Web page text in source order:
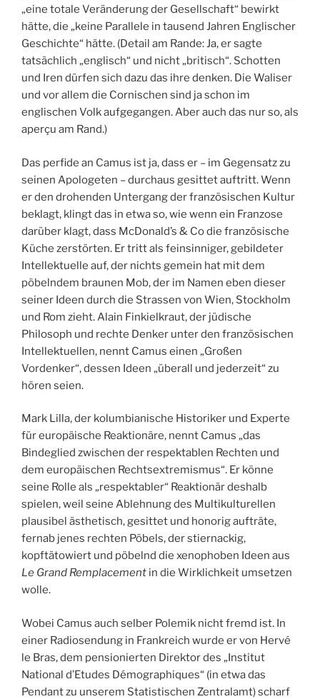
„eine totale Veränderung der Gesellschaft“ bewirkt
hätte, die „keine Parallele in tausend Jahren Englischer
Geschichte“ hätte. (Detail am Rande: Ja, er sagte
tatsächlich „englisch“ und nicht „britisch“. Schotten
und Iren dürfen sich dazu das ihre denken. Die Waliser
und vor allem die Cornischen sind ja schon im
englischen Volk aufgegangen. Aber auch das nur so, als
aperçu am Rand.)
Das perfide an Camus ist ja, dass er – im Gegensatz zu
seinen Apologeten – durchaus gesittet auftritt. Wenn
er den drohenden Untergang der französischen Kultur
beklagt, klingt das in etwa so, wie wenn ein Franzose
darüber klagt, dass McDonald’s & Co die französische
Küche zerstörten. Er tritt als feinsinniger, gebildeter
Intellektuelle auf, der nichts gemein hat mit dem
pöbelndem braunen Mob, der im Namen eben dieser
seiner Ideen durch die Strassen von Wien, Stockholm
und Rom zieht. Alain Finkielkraut, der jüdische
Philosoph und rechte Denker unter den französischen
Intellektuellen, nennt Camus einen „Großen
Vordenker“, dessen Ideen „überall und jederzeit“ zu
hören seien.
Mark Lilla, der kolumbianische Historiker und Experte
für europäische Reaktionäre, nennt Camus „das
Bindeglied zwischen der respektablen Rechten und
dem europäischen Rechtsextremismus“. Er könne
seine Rolle als „respektabler“ Reaktionär deshalb
spielen, weil seine Ablehnung des Multikulturellen
plausibel ästhetisch, gesittet und honorig aufträte,
fernab jenes rechten Pöbels, der stiernackig,
kopftätowiert und pöbelnd die xenophoben Ideen aus
Le Grand Remplacement in die Wirklichkeit umsetzen
wolle.
Wobei Camus auch selber Polemik nicht fremd ist. In
einer Radiosendung in Frankreich wurde er von Hervé
le Bras, dem pensionierten Direktor des „Institut
National d’Etudes Démographiques“ (in etwa das
Pendant zu unserem Statistischen Zentralamt) scharf